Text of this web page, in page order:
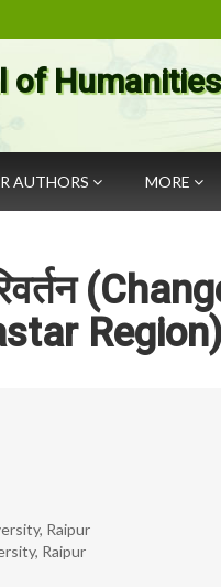
of
AUTHORS MORE
Region)
Raipur
Raipur